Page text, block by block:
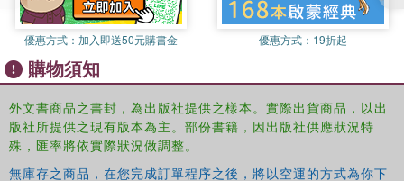
優惠方式： 加入即送50元購書金 優惠方式： 19折起
購物須知
外文書商品之書封，為出版社提供之樣本。實際出貨商品，以出
版社所提供之現有版本為主。部份書籍，因出版社供應狀況特
殊，匯率將依實際狀況做調整。
無庫存之商品，在您完成訂單程序之後，將以空運的方式為你下